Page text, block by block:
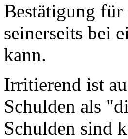
Bestätigung für
seinerseits bei
kann.
Irritierend ist
Schulden als
Schulden sind